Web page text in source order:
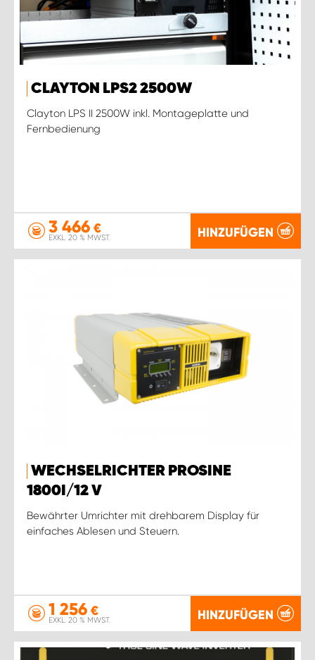
CLAYTON LPS2 2500W
Clayton LPS II 2500W inkl. Montageplatte und
Fernbedienung
3 466 €
EXKL. 20 % MWST. HINZUFÜGEN
WECHSELRICHTER PROSINE
1800I/12 V
Bewährter Umrichter mit drehbarem Display für
einfaches Ablesen und Steuern.
1 256 €
EXKL. 20 % MWST. HINZUFÜGEN